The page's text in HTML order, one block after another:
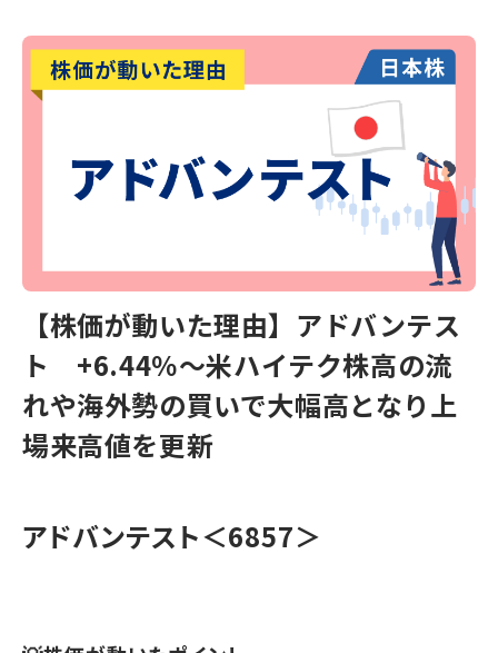
【株価が動いた理由】アドバンテス
ト +6.44％～米ハイテク株高の流
れや海外勢の買いで大幅高となり上
場来高値を更新
アドバンテスト＜6857＞